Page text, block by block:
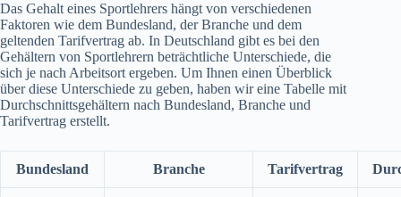
Das Gehalt eines Sportlehrers hängt von verschiedenen
Faktoren wie dem Bundesland, der Branche und dem
geltenden Tarifvertrag ab. In Deutschland gibt es bei den
Gehältern von Sportlehrern beträchtliche Unterschiede, die
sich je nach Arbeitsort ergeben. Um Ihnen einen Überblick
über diese Unterschiede zu geben, haben wir eine Tabelle mit
Durchschnittsgehältern nach Bundesland, Branche und
Tarifvertrag erstellt.
Bundesland Branche Tarifvertrag